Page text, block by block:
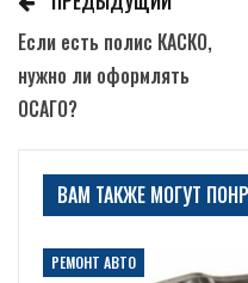
Если есть полис КАСКО,
нужно ли оформлять
ОСАГО?
ВАМ ТАКЖЕ МОГУТ
РЕМОНТ АВТО